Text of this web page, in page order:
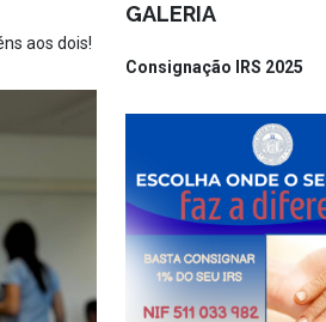
aos dois!
GALERIA
Consignação IRS 2025